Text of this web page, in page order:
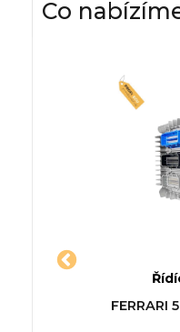
Co
FERRARI
Jednotka
III